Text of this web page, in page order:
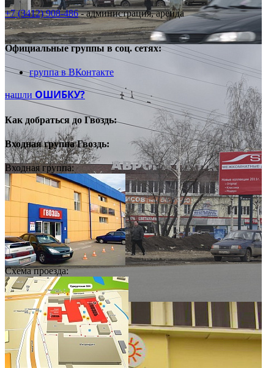
+7 (3412) 908-486- администрация, аренда
Официальные группы в соц. сетях:
группа в ВКонтакте
нашли ОШИБКУ?
Как добраться до Гвоздь:
Входная группаГвоздь:
Входная группа:
Схема проезда: